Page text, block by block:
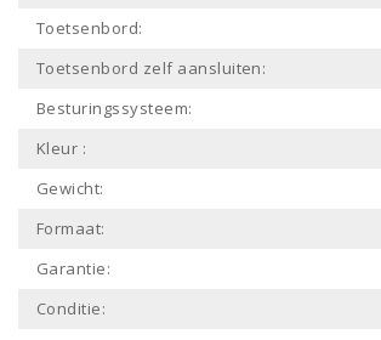
Toetsenbord:
Toetsenbord zelf aansluiten:
Besturingssysteem:
Kleur :
Gewicht:
Formaat:
Garantie:
Conditie: